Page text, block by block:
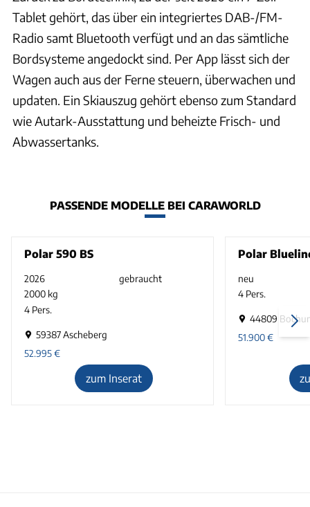
Tablet gehört, das über ein integriertes DAB-/FM-
Radio samt Bluetooth verfügt und an das sämtliche
Bordsysteme angedockt sind. Per App lässt sich der
Wagen auch aus der Ferne steuern, überwachen und
updaten. Ein Skiauszug gehört ebenso zum Standard
wie Autark-Ausstattung und beheizte Frisch- und
Abwassertanks.
PASSENDE MODELLE BEI CARAWORLD
Polar 590 BS
2026
gebraucht
2000 kg
4 Pers.
59387 Ascheberg
52.995€
zum Inserat
Polar
neu
4 Pers.
44809
51.900€